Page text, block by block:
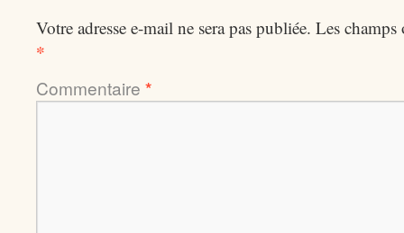
Votre adresse e-mail ne sera pas publiée. Les champs
*
Commentaire *